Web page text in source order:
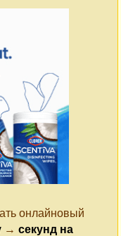
онлайновый
→ секунд на